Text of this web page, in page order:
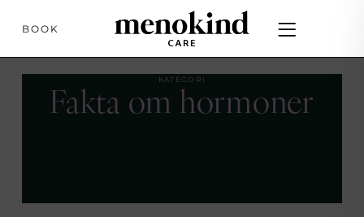
BOOK
KATEGORI
Fakta om hormoner